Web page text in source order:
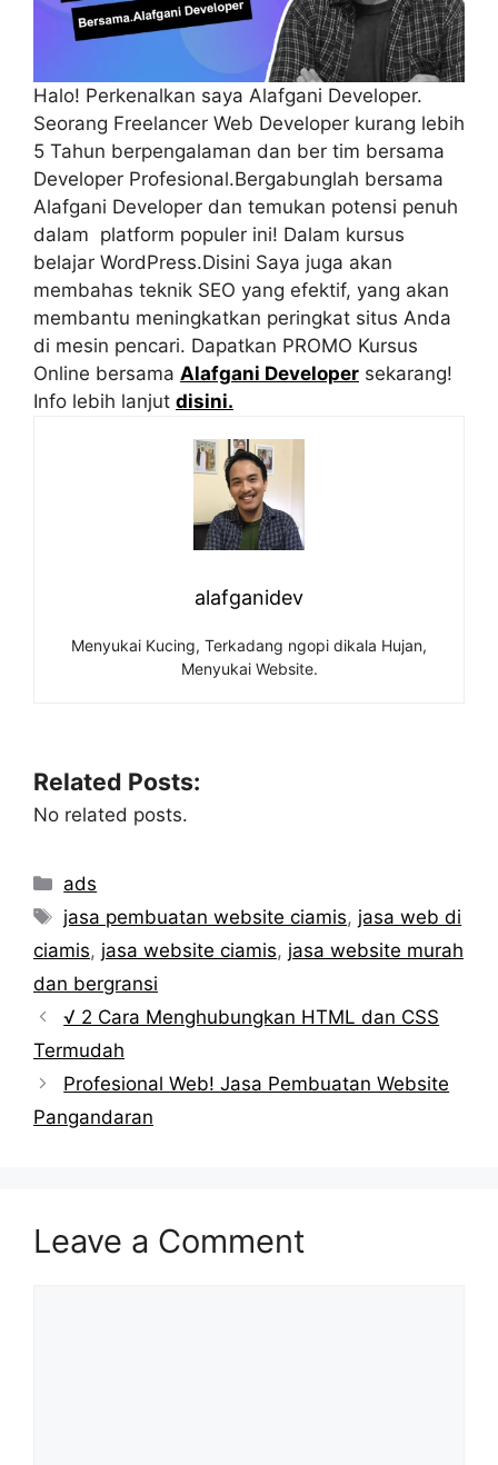
Halo! Perkenalkan saya Alafgani Developer.
Seorang Freelancer Web Developer kurang lebih
5 Tahun berpengalaman dan ber tim bersama
Developer Profesional.Bergabunglah bersama
Alafgani Developer dan temukan potensi penuh
dalam platform populer ini! Dalam kursus
belajar WordPress.Disini Saya juga akan
membahas teknik SEO yang efektif, yang akan
membantu meningkatkan peringkat situs Anda
di mesin pencari. Dapatkan PROMO Kursus
Online bersama Alafgani Developer sekarang!
Info lebih lanjut disini.
alafganidev
Menyukai Kucing, Terkadang ngopi dikala Hujan,
Menyukai Website.
Related Posts:
No related posts.
Categories
ads
Tags
jasa pembuatan website ciamis, jasa web di
ciamis, jasa website ciamis, jasa website murah
dan bergransi
√ 2 Cara Menghubungkan HTML dan CSS
Termudah
Profesional Web! Jasa Pembuatan Website
Pangandaran
Leave a Comment